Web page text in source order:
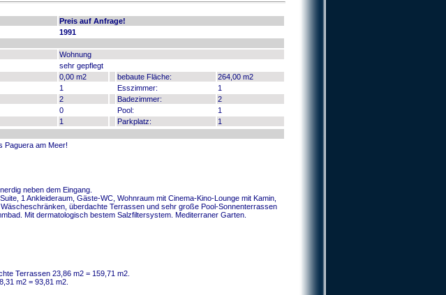
Preis auf Anfrage!
1991
Wohnung
sehr gepflegt
0,00 m2 bebaute Fläche:
264,00 m2
1 Esszimmer:
1
2 Badezimmer:
2
0 Pool:
1
1 Parkplatz:
1
Paguera am Meer!
neben dem Eingang.
1 Ankleideraum, Gäste-WC, Wohnraum mit Cinema-Kino-Lounge mit Kamin,
überdachte Terrassen und sehr große Pool-Sonnenterrassen
Mit dermatologisch bestem Salzfiltersystem. Mediterraner Garten.
Terrassen 23,86 m2 = 159,71 m2.
m2 = 93,81 m2.